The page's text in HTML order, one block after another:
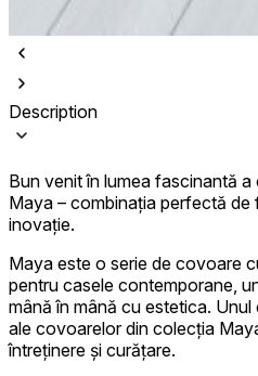
Description
Bun venit în lumea fascinantă
Maya – combinația perfectă de
inovație.
Maya este o serie de covoare
pentru casele contemporane,
mână în mână cu estetica.
ale covoarelor din colecția
întreținere și curățare.